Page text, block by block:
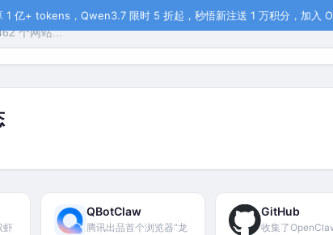
1 亿+ tokens，Qwen3.7 限时 5 折起，秒悟新注送 1 万积分，加入
虾
QBotClaw
腾讯出品首个浏览器“龙
GitHub
收集了